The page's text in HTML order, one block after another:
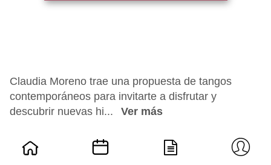
Claudia Moreno trae una propuesta de tangos
contemporáneos para invitarte a disfrutar y
descubrir nuevas hi...
Ver más